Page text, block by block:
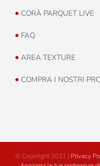
• CORÀ PARQUET LIVE
• FAQ
• AREA TEXTURE
• COMPRA I NOSTRI
© Copyright 2021 | Privacy